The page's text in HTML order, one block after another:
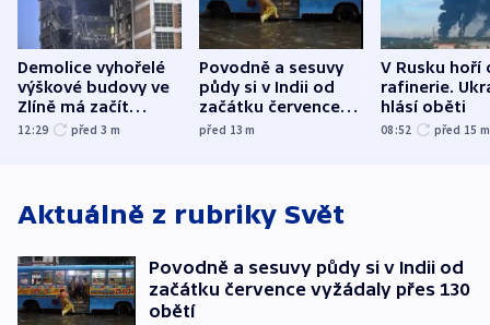
Demolice vyhořelé
výškové budovy ve
Zlíně má začít
odpoledne
12:29 před 3 m
Povodně a sesuvy
půdy si v Indii od
začátku července
vyžádaly přes 130
před 13m
V Rusku hoří
rafinerie.
hlásí oběti
08:52 před 15 m
Aktuálně z rubriky Svět
Povodně a sesuvy půdy si v Indii od
začátku července vyžádaly přes 130
obětí